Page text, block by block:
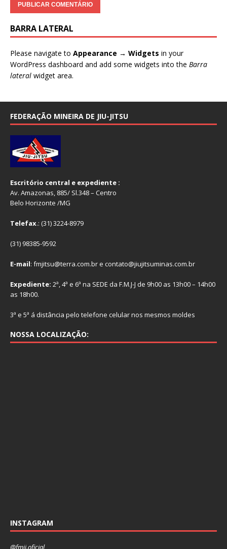
BARRA LATERAL
Please navigate to Appearance → Widgets in your
WordPress dashboard and add some widgets into the Barra
lateral widget area.
FEDERAÇÃO MINEIRA DE JIU-JITSU
Escritório central e expediente :
Av. Amazonas, 885/ Sl.348 – Centro
Belo Horizonte /MG
Telefax.: (31) 3224-8979
(31) 98385-9592
E-mail: fmjitsu@terra.com.br e contato@jiujitsuminas.com.br
Expediente: 2ª, 4ª e 6ª na SEDE da F.M.J-J de 9h00 as 13h00 – 14h00
as 18h00.
3ª e 5ª á distância pelo telefone celular nos mesmos moldes
NOSSA LOCALIZAÇÃO:
INSTAGRAM
@fmjj.oficial